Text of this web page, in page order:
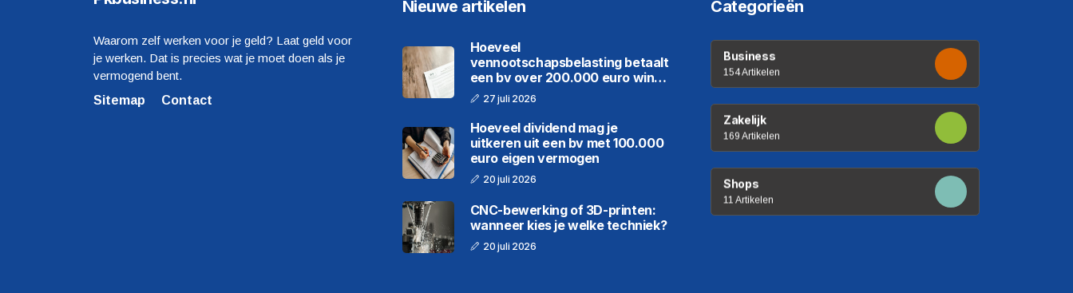
Waarom zelf werken voor je geld? Laat geld voor
je werken. Dat is precies wat je moet doen als je
vermogend bent.
Sitemap
Contact
Nieuwe artikelen
Hoeveel
vennootschapsbelasting betaalt
een bv over 200.000 euro winst
in 2026
27 juli 2026
Hoeveel dividend mag je
uitkeren uit een bv met 100.000
euro eigen vermogen
20 juli 2026
CNC-bewerking of 3D-printen:
wanneer kies je welke techniek?
20 juli 2026
Categorieën
Business
154 Artikelen
Zakelijk
169 Artikelen
Shops
11 Artikelen